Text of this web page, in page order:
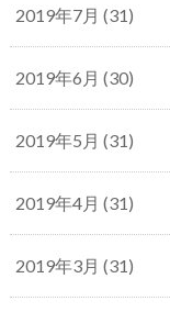
2019年7月 (31)
2019年6月 (30)
2019年5月 (31)
2019年4月 (31)
2019年3月 (31)